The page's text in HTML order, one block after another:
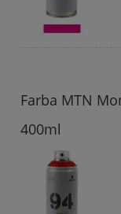
Farba MTN
400ml